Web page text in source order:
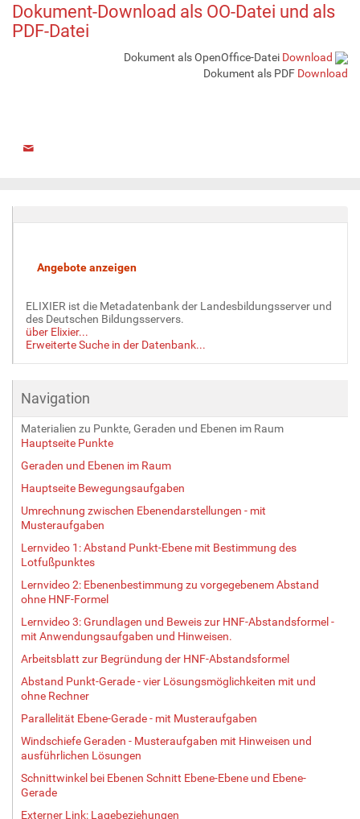
Dokument-Download als OO-Datei und als
PDF-Datei
Dokument als OpenOffice-Datei Download
Dokument als PDF Download
ELIXIER ist die Metadatenbank der Landesbildungsserver und
des Deutschen Bildungsservers.
über Elixier...
Erweiterte Suche in der Datenbank...
Navigation
Materialien zu Punkte, Geraden und Ebenen im Raum
Hauptseite Punkte
Geraden und Ebenen im Raum
Hauptseite Bewegungsaufgaben
Umrechnung zwischen Ebenendarstellungen - mit
Musteraufgaben
Lernvideo 1: Abstand Punkt-Ebene mit Bestimmung des
Lotfußpunktes
Lernvideo 2: Ebenenbestimmung zu vorgegebenem Abstand
ohne HNF-Formel
Lernvideo 3: Grundlagen und Beweis zur HNF-Abstandsformel -
mit Anwendungsaufgaben und Hinweisen.
Arbeitsblatt zur Begründung der HNF-Abstandsformel
Abstand Punkt-Gerade - vier Lösungsmöglichkeiten mit und
ohne Rechner
Parallelität Ebene-Gerade - mit Musteraufgaben
Windschiefe Geraden - Musteraufgaben mit Hinweisen und
ausführlichen Lösungen
Schnittwinkel bei Ebenen Schnitt Ebene-Ebene und Ebene-
Gerade
Externer Link: Lagebeziehungen